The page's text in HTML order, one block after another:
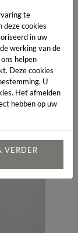
te
cookies
in uw
werking van de
helpen
Deze cookies
U
Het afmelden
hebben op uw
VERDER